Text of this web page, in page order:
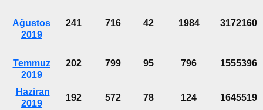
Ağustos
2019
241 716 42 1984 3172160
Temmuz
2019
202 799 95 796 1555396
Haziran
2019
192 572 78 124 1645519